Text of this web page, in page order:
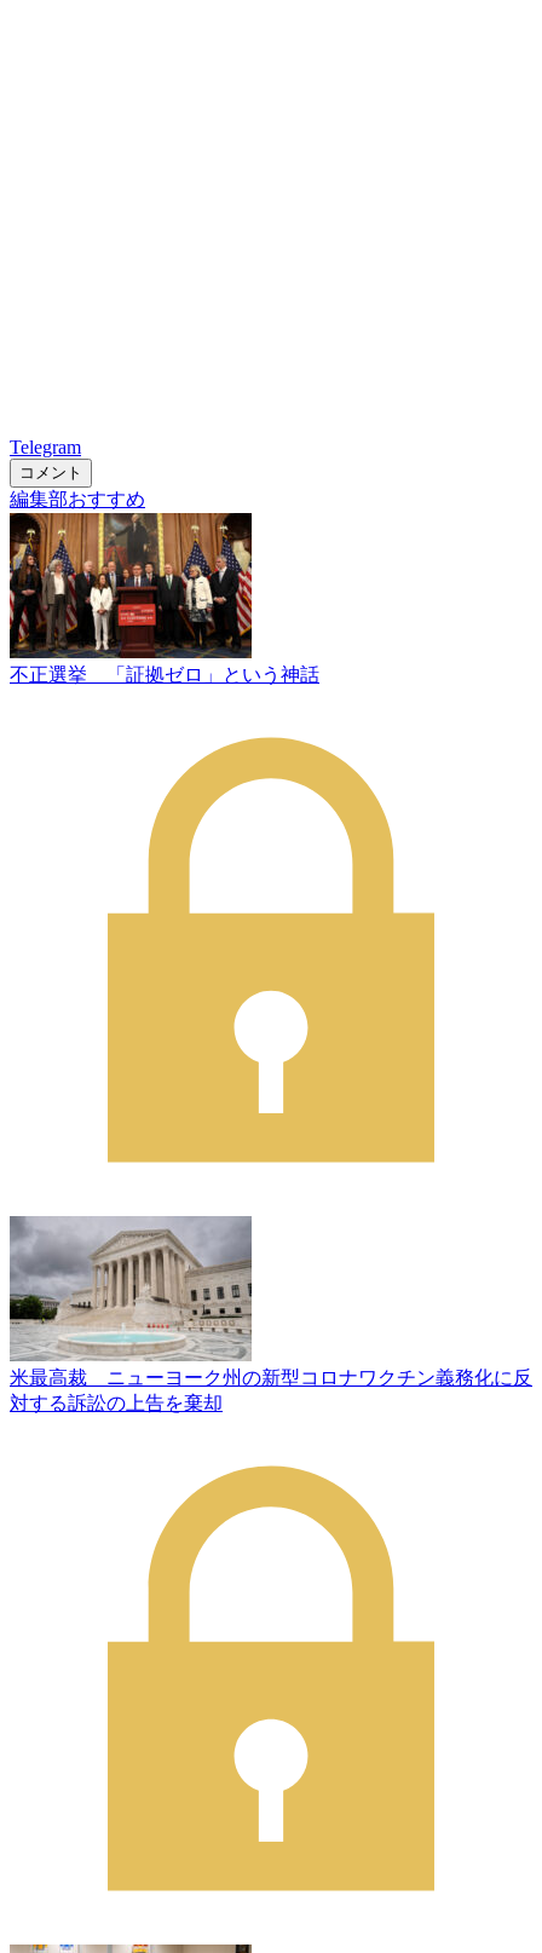
Telegram
コメント
編集部おすすめ
不正選挙 「証拠ゼロ」という神話
米最高裁 ニューヨーク州の新型コロナワクチン義務化に反
対する訴訟の上告を棄却